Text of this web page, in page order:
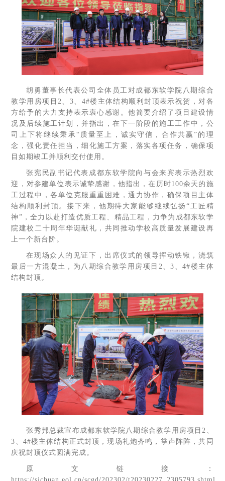
胡勇董事长代表公司全体员工对成都东软学院八期综合
教学用房项目2、3、4#楼主体结构顺利封顶表示祝贺，对各
方给予的大力支持表示衷心感谢。他简要介绍了项目建设情
况及后续施工计划，并指出，在下一阶段的施工工作中，公
司上下将继续秉承“质量至上，诚实守信，合作共赢”的理
念，强化责任担当，细化施工方案，落实各项任务，确保项
目如期竣工并顺利交付使用。
张宪民副书记代表成都东软学院向与会来宾表示热烈欢
迎，对参建单位表示诚挚感谢，他指出，在历时100余天的施
工过程中，各单位克服重重困难，通力协作，确保项目主体
结构顺利封顶。接下来，他期待大家能够继续弘扬“工匠精
神”，全力以赴打造优质工程、精品工程，力争为成都东软学
院建校二十周年华诞献礼，共同推动学校高质量发展建设再
上一个新台阶。
在现场众人的见证下，出席仪式的领导挥动铁锹，浇筑
最后一方混凝土，为八期综合教学用房项目2、3、4#楼主体
结构封顶。
张秀邦总裁宣布成都东软学院八期综合教学用房项目2、
3、4#楼主体结构正式封顶，现场礼炮齐鸣，掌声阵阵，共同
庆祝封顶仪式圆满完成。
原文链接：